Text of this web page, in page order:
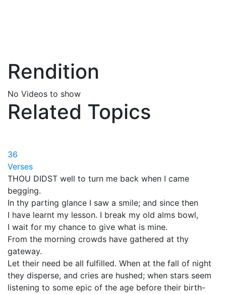
Rendition
No Videos to show
Related Topics
36
Verses
THOU DIDST well to turn me back when I came
begging.
In thy parting glance I saw a smile; and since then
I have learnt my lesson. I break my old alms bowl,
I wait for my chance to give what is mine.
From the morning crowds have gathered at thy
gateway.
Let their need be all fulfilled. When at the fall of night
they disperse, and cries are hushed; when stars seem
listening to some epic of the age before their birth-